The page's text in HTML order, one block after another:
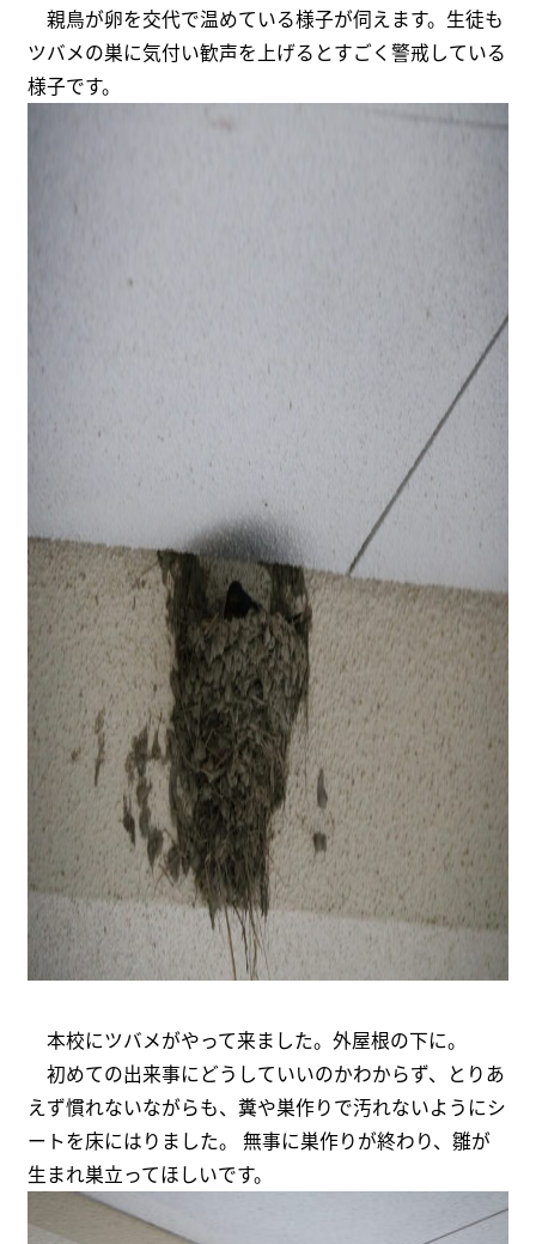
親鳥が卵を交代で温めている様子が伺えます。生徒も
ツバメの巣に気付い歓声を上げるとすごく警戒している
様子です。
本校にツバメがやって来ました。外屋根の下に。
初めての出来事にどうしていいのかわからず、とりあ
えず慣れないながらも、糞や巣作りで汚れないようにシ
ートを床にはりました。 無事に巣作りが終わり、雛が
生まれ巣立ってほしいです。